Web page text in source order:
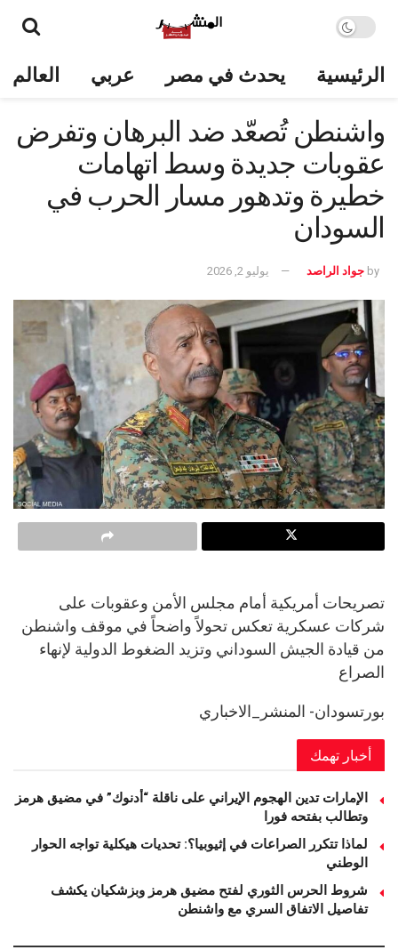
الرئيسية يحدث في مصر عربي العالم
واشنطن تُصعّد ضد البرهان وتفرض
عقوبات جديدة وسط اتهامات
خطيرة وتدهور مسار الحرب في
السودان
by جواد الراصد يوليو 2, 2026
تصريحات أمريكية أمام مجلس الأمن وعقوبات على
شركات عسكرية تعكس تحولاً واضحاً في موقف واشنطن
من قيادة الجيش السوداني وتزيد الضغوط الدولية لإنهاء
الصراع
بورتسودان- المنشر_الاخباري
أخبار تهمك
الإمارات تدين الهجوم الإيراني على ناقلة “أدنوك” في مضيق هرمز
وتطالب بفتحه فورا
لماذا تتكرر الصراعات في إثيوبيا؟: تحديات هيكلية تواجه الحوار
الوطني
شروط الحرس الثوري لفتح مضيق هرمز وبزشكيان يكشف
تفاصيل الاتفاق السري مع واشنطن